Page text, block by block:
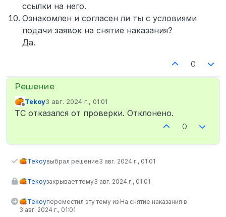
ссылки на него.
Ознакомлен и согласен ли ты с условиями
подачи заявок на снятие наказания?
Да.
0
Не в сети
Tekoy3 авг. 2024 г., 01:01
отредактировано
ТС отказался от проверки. Отклонено.
0
Tekoyвыбрал решение3 авг. 2024 г., 01:01
Tekoyзакрывает тему3 авг. 2024 г., 01:01
Tekoyпереместил эту тему из На снятие наказания в
3 авг. 2024 г., 01:01